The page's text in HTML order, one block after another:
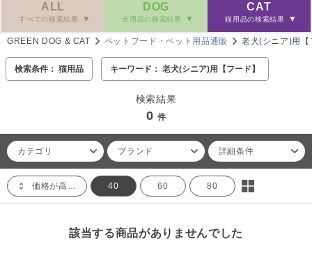
ALL
すべての検索結果
DOG
犬用品の検索結果
CAT
猫用品の検索結果
GREEN DOG & CAT ペットフード・ペット用品通販 老犬(シニア)用【
検索条件： 猫用品 キーワード： 老犬(シニア)用【フード】
検索結果
0 件
カテゴリ ブランド 詳細条件
価格が高い順 40 60 80
該当する商品がありませんでした